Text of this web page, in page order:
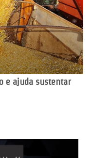
e ajuda sustentar